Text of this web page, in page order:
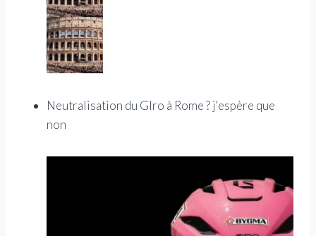
Neutralisation du GIro à Rome ? j'espère que
non